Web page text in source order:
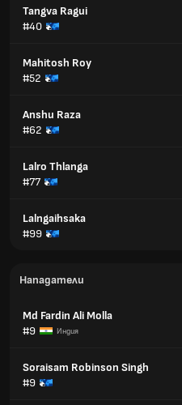
Tangva Ragui
#40
Mahitosh Roy
#52
Anshu Raza
#62
Lalro Thlanga
#77
Lalngaihsaka
#99
Нападатели
Md Fardin Ali Molla
#9
Индия
Soraisam Robinson Singh
#9